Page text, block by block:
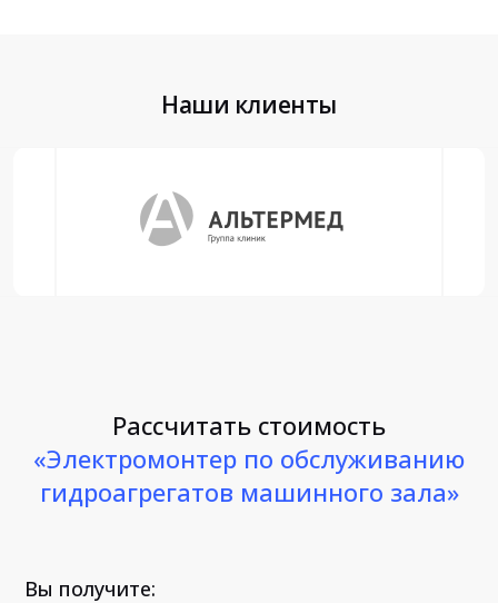
Наши клиенты
Рассчитать стоимость
«Электромонтер по обслуживанию
гидроагрегатов машинного зала»
Вы получите: